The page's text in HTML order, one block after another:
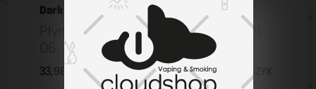
Dark Line
Płyn B26 Dark Line 10 ml Black Currant
06
33,98 zł KOSZYK